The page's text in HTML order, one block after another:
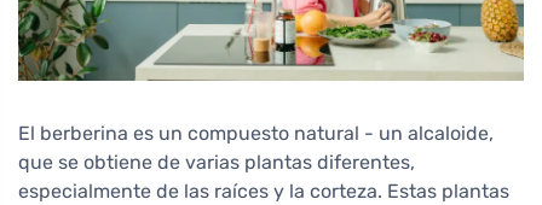
El berberina es un compuesto natural - un alcaloide,
que se obtiene de varias plantas diferentes,
especialmente de las raíces y la corteza. Estas plantas